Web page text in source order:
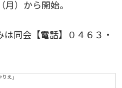
）から開始。
同会【電話】０４６３・